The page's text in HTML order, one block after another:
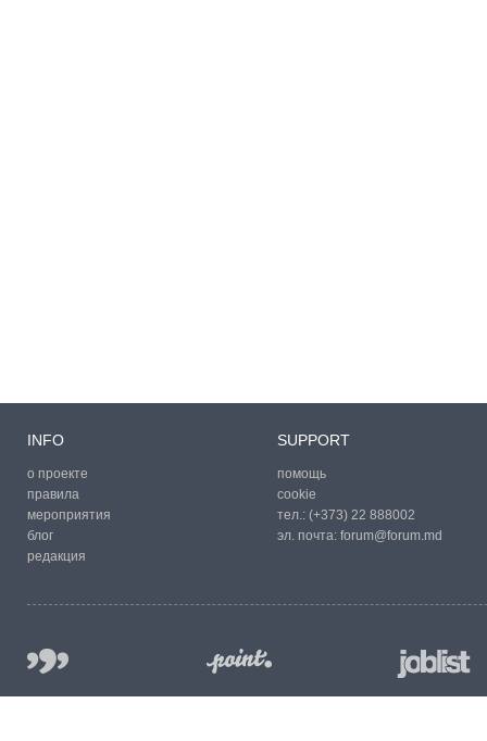
INFO
о проекте
правила
мероприятия
блог
редакция
SUPPORT
помощь
cookie
тел.: (+373) 22 888002
эл. почта: forum@forum.md